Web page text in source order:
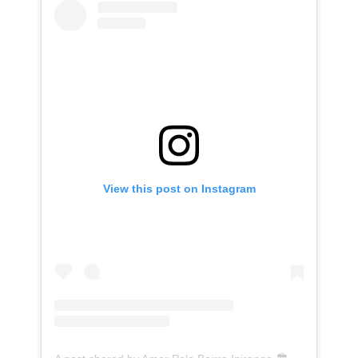
View this post on Instagram